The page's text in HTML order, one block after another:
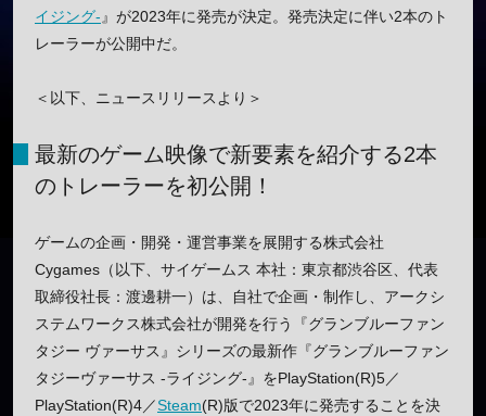
イジング-』が2023年に発売が決定。発売決定に伴い2本のト
レーラーが公開中だ。
＜以下、ニュースリリースより＞
最新のゲーム映像で新要素を紹介する2本
のトレーラーを初公開！
ゲームの企画・開発・運営事業を展開する株式会社
Cygames（以下、サイゲームス 本社：東京都渋谷区、代表
取締役社長：渡邊耕一）は、自社で企画・制作し、アークシ
ステムワークス株式会社が開発を行う『グランブルーファン
タジー ヴァーサス』シリーズの最新作『グランブルーファン
タジーヴァーサス -ライジング-』をPlayStation(R)5／
PlayStation(R)4／Steam(R)版で2023年に発売することを決